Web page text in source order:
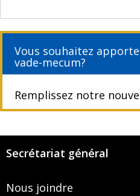
Vous souhaitez
vade-mecum?
Remplissez notre
Secrétariat général
Nous joindre